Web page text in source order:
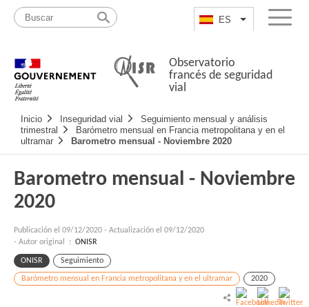
Pasar
contenido
Mapa
web
ES List additional
Menu
Observatorio
francés de seguridad
vial
Navigation
principale
Inicio Inseguridad vial
Seguimiento mensual y análisis
trimestral
Barómetro mensual en Francia metropolitana y en el
ultramar
Barometro mensual - Noviembre 2020
Barometro mensual - Noviembre
2020
Publicación el 09/12/2020 - Actualización el 09/12/2020
- Autor original : ONISR
ONISR Seguimiento
Barómetro mensual en Francia metropolitana y en el ultramar 2020